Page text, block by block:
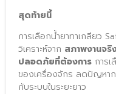
สุดท้ายนี้
การเลือกน้ำยาทาเกลียว
วิเคราะห์จาก สภาพงานจริ
ปลอดภัยที่ต้องการ การ
ของเครื่องจักร ลดปัญหา
กับระบบในระยะยาว